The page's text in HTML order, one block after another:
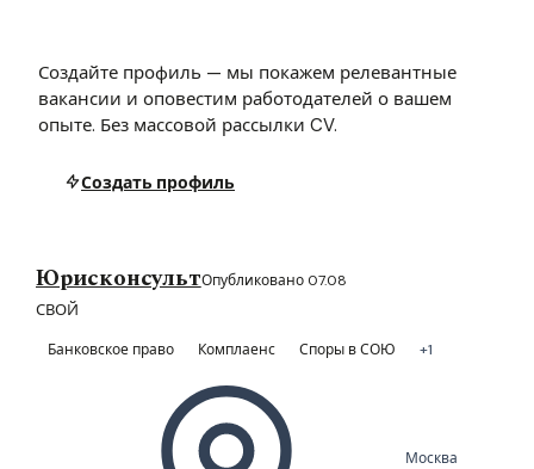
Создайте профиль — мы покажем релевантные
вакансии и оповестим работодателей о вашем
опыте. Без массовой рассылки CV.
Создать профиль
ЮрисконсультОпубликовано 07.08
СВОЙ
Банковское право Комплаенс Споры в СОЮ +1
Москва